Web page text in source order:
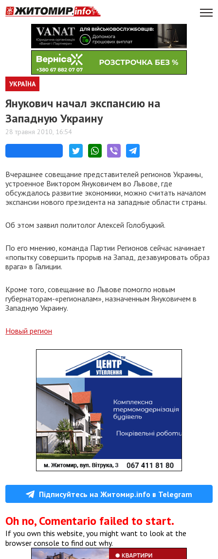
УКРАЇНА
Янукович начал экспансию на
Западную Украину
28 травня 2010, 16:54
Вчерашнее совещание представителей регионов Украины,
устроенное Виктором Януковичем во Львове, где
обсуждалось развитие экономики, можно считать началом
экспансии нового президента на западные области страны.
Об этом заявил политолог Алексей Голобуцкий.
По его мнению, команда Партии Регионов сейчас начинает
«попытку совершить прорыв на Запад, дезавуировать образ
врага» в Галиции.
Кроме того, совещание во Львове помогло новым
губернаторам-«регионалам», назначенным Януковичем в
Западную Украину.
Новый регион
Підписуйтесь на Житомир.info в Telegram
Oh no, Comentario failed to start.
If you own this website, you might want to look at the
browser console to find out why.